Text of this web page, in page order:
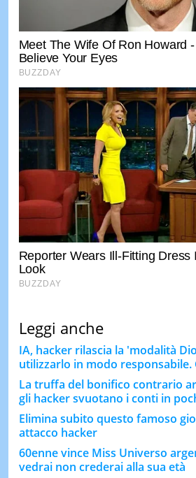
Leggi anche
IA, hacker rilascia la 'modalità
utilizzarlo in modo responsabile.
La truffa del bonifico contrario
gli hacker svuotano i conti in
Elimina subito questo famoso
attacco hacker
60enne vince Miss Universo
vedrai non crederai alla sua età